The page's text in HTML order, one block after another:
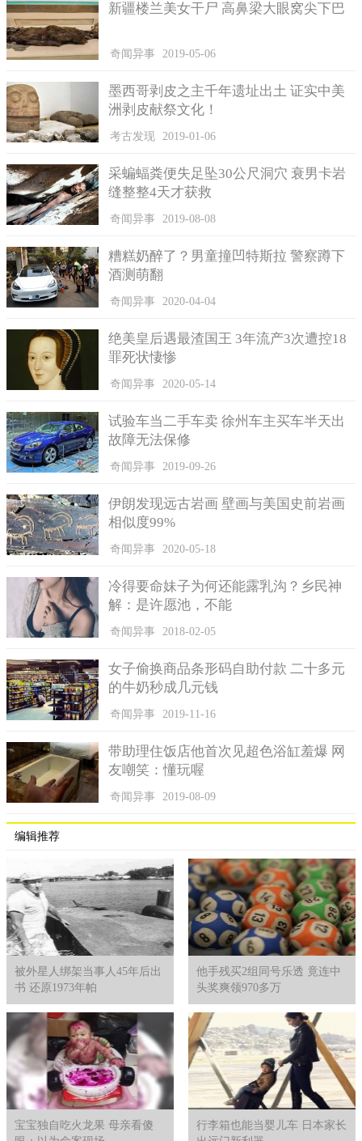
新疆楼兰美女干尸 高鼻梁大眼窝尖下巴
奇闻异事 2019-05-06
墨西哥剥皮之主千年遗址出土 证实中美
洲剥皮献祭文化！
考古发现 2019-01-06
采蝙蝠粪便失足坠30公尺洞穴 衰男卡岩
缝整整4天才获救
奇闻异事 2019-08-08
糟糕奶醉了？男童撞凹特斯拉 警察蹲下
酒测萌翻
奇闻异事 2020-04-04
绝美皇后遇最渣国王 3年流产3次遭控18
罪死状悽惨
奇闻异事 2020-05-14
试验车当二手车卖 徐州车主买车半天出
故障无法保修
奇闻异事 2019-09-26
伊朗发现远古岩画 壁画与美国史前岩画
相似度99%
奇闻异事 2020-05-18
冷得要命妹子为何还能露乳沟？乡民神
解：是许愿池，不能
奇闻异事 2018-02-05
女子偷换商品条形码自助付款 二十多元
的牛奶秒成几元钱
奇闻异事 2019-11-16
带助理住饭店他首次见超色浴缸羞爆 网
友嘲笑：懂玩喔
奇闻异事 2019-08-09
编辑推荐
被外星人绑架当事人45年后出
书 还原1973年帕
他手残买2组同号乐透 竟连中
头奖爽领970多万
宝宝独自吃火龙果 母亲看傻
行李箱也能当婴儿车 日本家长